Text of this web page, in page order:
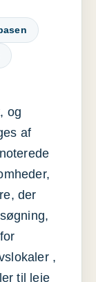
, og
af
der
,
til leje